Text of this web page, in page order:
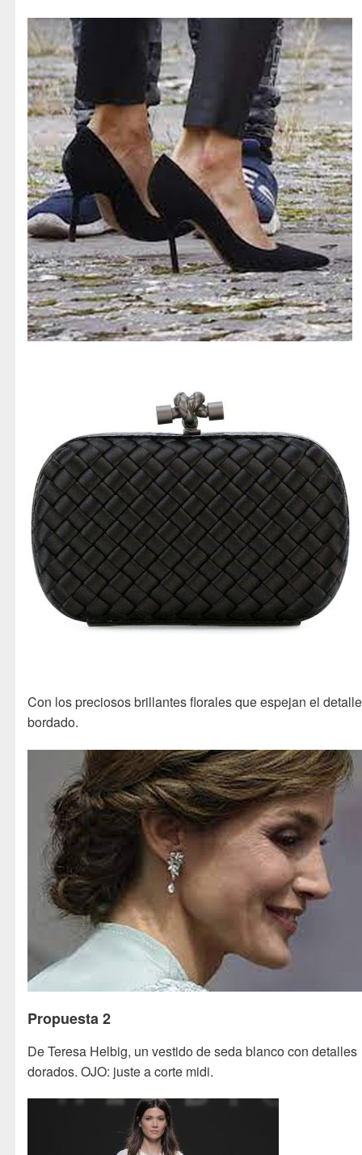
Con los preciosos brillantes florales que espejan el detalle
bordado.
Propuesta 2
De Teresa Helbig, un vestido de seda blanco con detalles
dorados. OJO: juste a corte midi.